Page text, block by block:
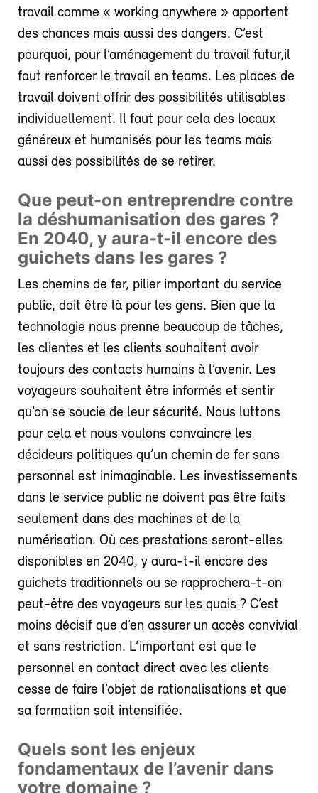
travail comme « working anywhere » apportent
des chances mais aussi des dangers. C’est
pourquoi, pour l’aménagement du travail futur,il
faut renforcer le travail en teams. Les places de
travail doivent offrir des possibilités utilisables
individuellement. Il faut pour cela des locaux
généreux et humanisés pour les teams mais
aussi des possibilités de se retirer.
Que peut-on entreprendre contre
la déshumanisation des gares ?
En 2040, y aura-t-il encore des
guichets dans les gares ?
Les chemins de fer, pilier important du service
public, doit être là pour les gens. Bien que la
technologie nous prenne beaucoup de tâches,
les clientes et les clients souhaitent avoir
toujours des contacts humains à l’avenir. Les
voyageurs souhaitent être informés et sentir
qu’on se soucie de leur sécurité. Nous luttons
pour cela et nous voulons convaincre les
décideurs politiques qu’un chemin de fer sans
personnel est inimaginable. Les investissements
dans le service public ne doivent pas être faits
seulement dans des machines et de la
numérisation. Où ces prestations seront-elles
disponibles en 2040, y aura-t-il encore des
guichets traditionnels ou se rapprochera-t-on
peut-être des voyageurs sur les quais ? C’est
moins décisif que d’en assurer un accès convivial
et sans restriction. L’important est que le
personnel en contact direct avec les clients
cesse de faire l’objet de rationalisations et que
sa formation soit intensifiée.
Quels sont les enjeux
fondamentaux de l’avenir dans
votre domaine ?